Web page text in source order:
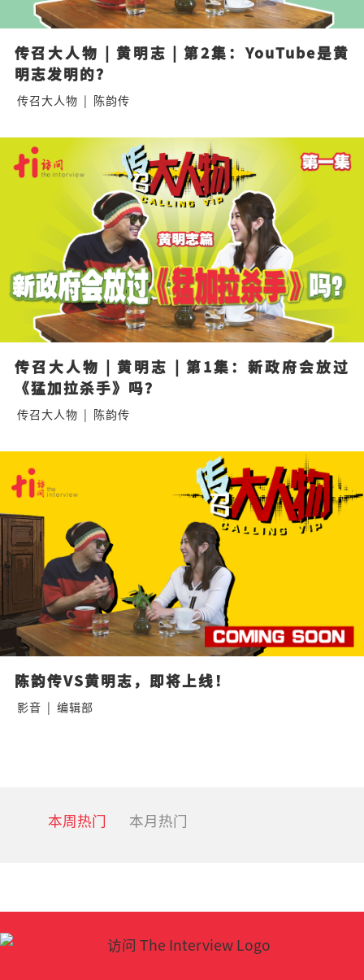
传召大人物 | 黄明志 | 第2集：YouTube是黄
明志发明的？
传召大人物 | 陈韵传
传召大人物 | 黄明志 | 第1集：新政府会放过
《猛加拉杀手》吗？
传召大人物 | 陈韵传
陈韵传VS黄明志，即将上线！
影音 | 编辑部
本周热门 本月热门